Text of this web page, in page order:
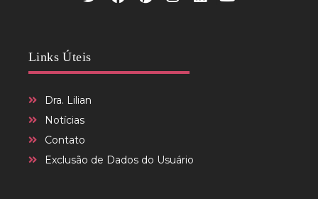
Links Úteis
Dra. Lilian
Notícias
Contato
Exclusão de Dados do Usuário